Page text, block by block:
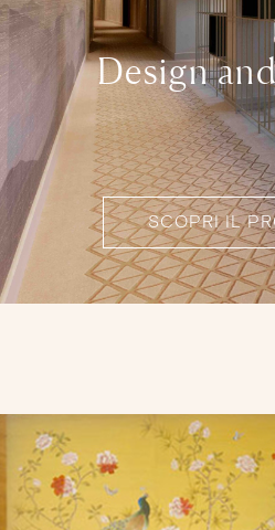
Design
SCOPRI IL